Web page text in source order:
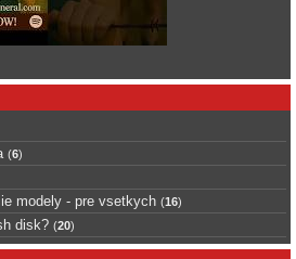
(6)
modely - pre vsetkych (16)
disk? (20)